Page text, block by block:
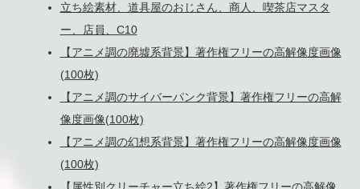
立ち絵素材、道具屋のおじさん、商人、喫茶店マスタ
ー、店員、C10
【アニメ調の廃墟系背景】著作権フリーの高解像度画像
(100枚)
【アニメ調のサイバーパンク背景】著作権フリーの高解
像度画像(100枚)
【アニメ調の幻想系背景】著作権フリーの高解像度画像
(100枚)